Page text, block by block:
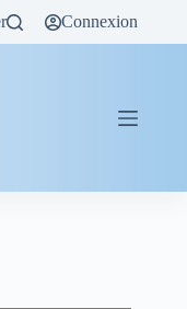
Connexion